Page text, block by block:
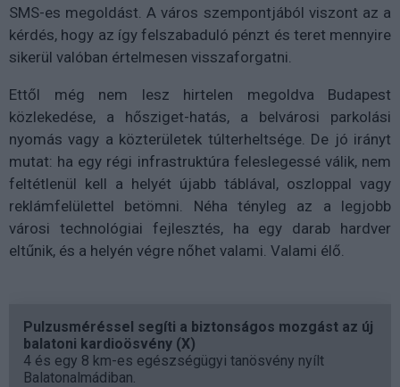
SMS-es megoldást. A város szempontjából viszont az a
kérdés, hogy az így felszabaduló pénzt és teret mennyire
sikerül valóban értelmesen visszaforgatni.
Ettől még nem lesz hirtelen megoldva Budapest
közlekedése, a hősziget-hatás, a belvárosi parkolási
nyomás vagy a közterületek túlterheltsége. De jó irányt
mutat: ha egy régi infrastruktúra feleslegessé válik, nem
feltétlenül kell a helyét újabb táblával, oszloppal vagy
reklámfelülettel betömni. Néha tényleg az a legjobb
városi technológiai fejlesztés, ha egy darab hardver
eltűnik, és a helyén végre nőhet valami. Valami élő.
Pulzusméréssel segíti a biztonságos mozgást az új
balatoni kardioösvény (X)
4 és egy 8 km-es egészségügyi tanösvény nyílt
Balatonalmádiban.